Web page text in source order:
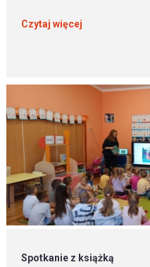
Czytaj więcej
Spotkanie z książką